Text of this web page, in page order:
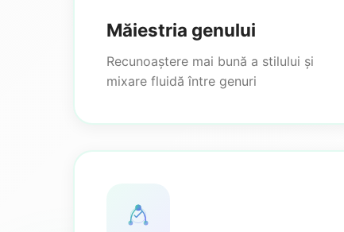
Măiestria genului
Recunoaștere mai bună a stilului și
mixare fluidă între genuri